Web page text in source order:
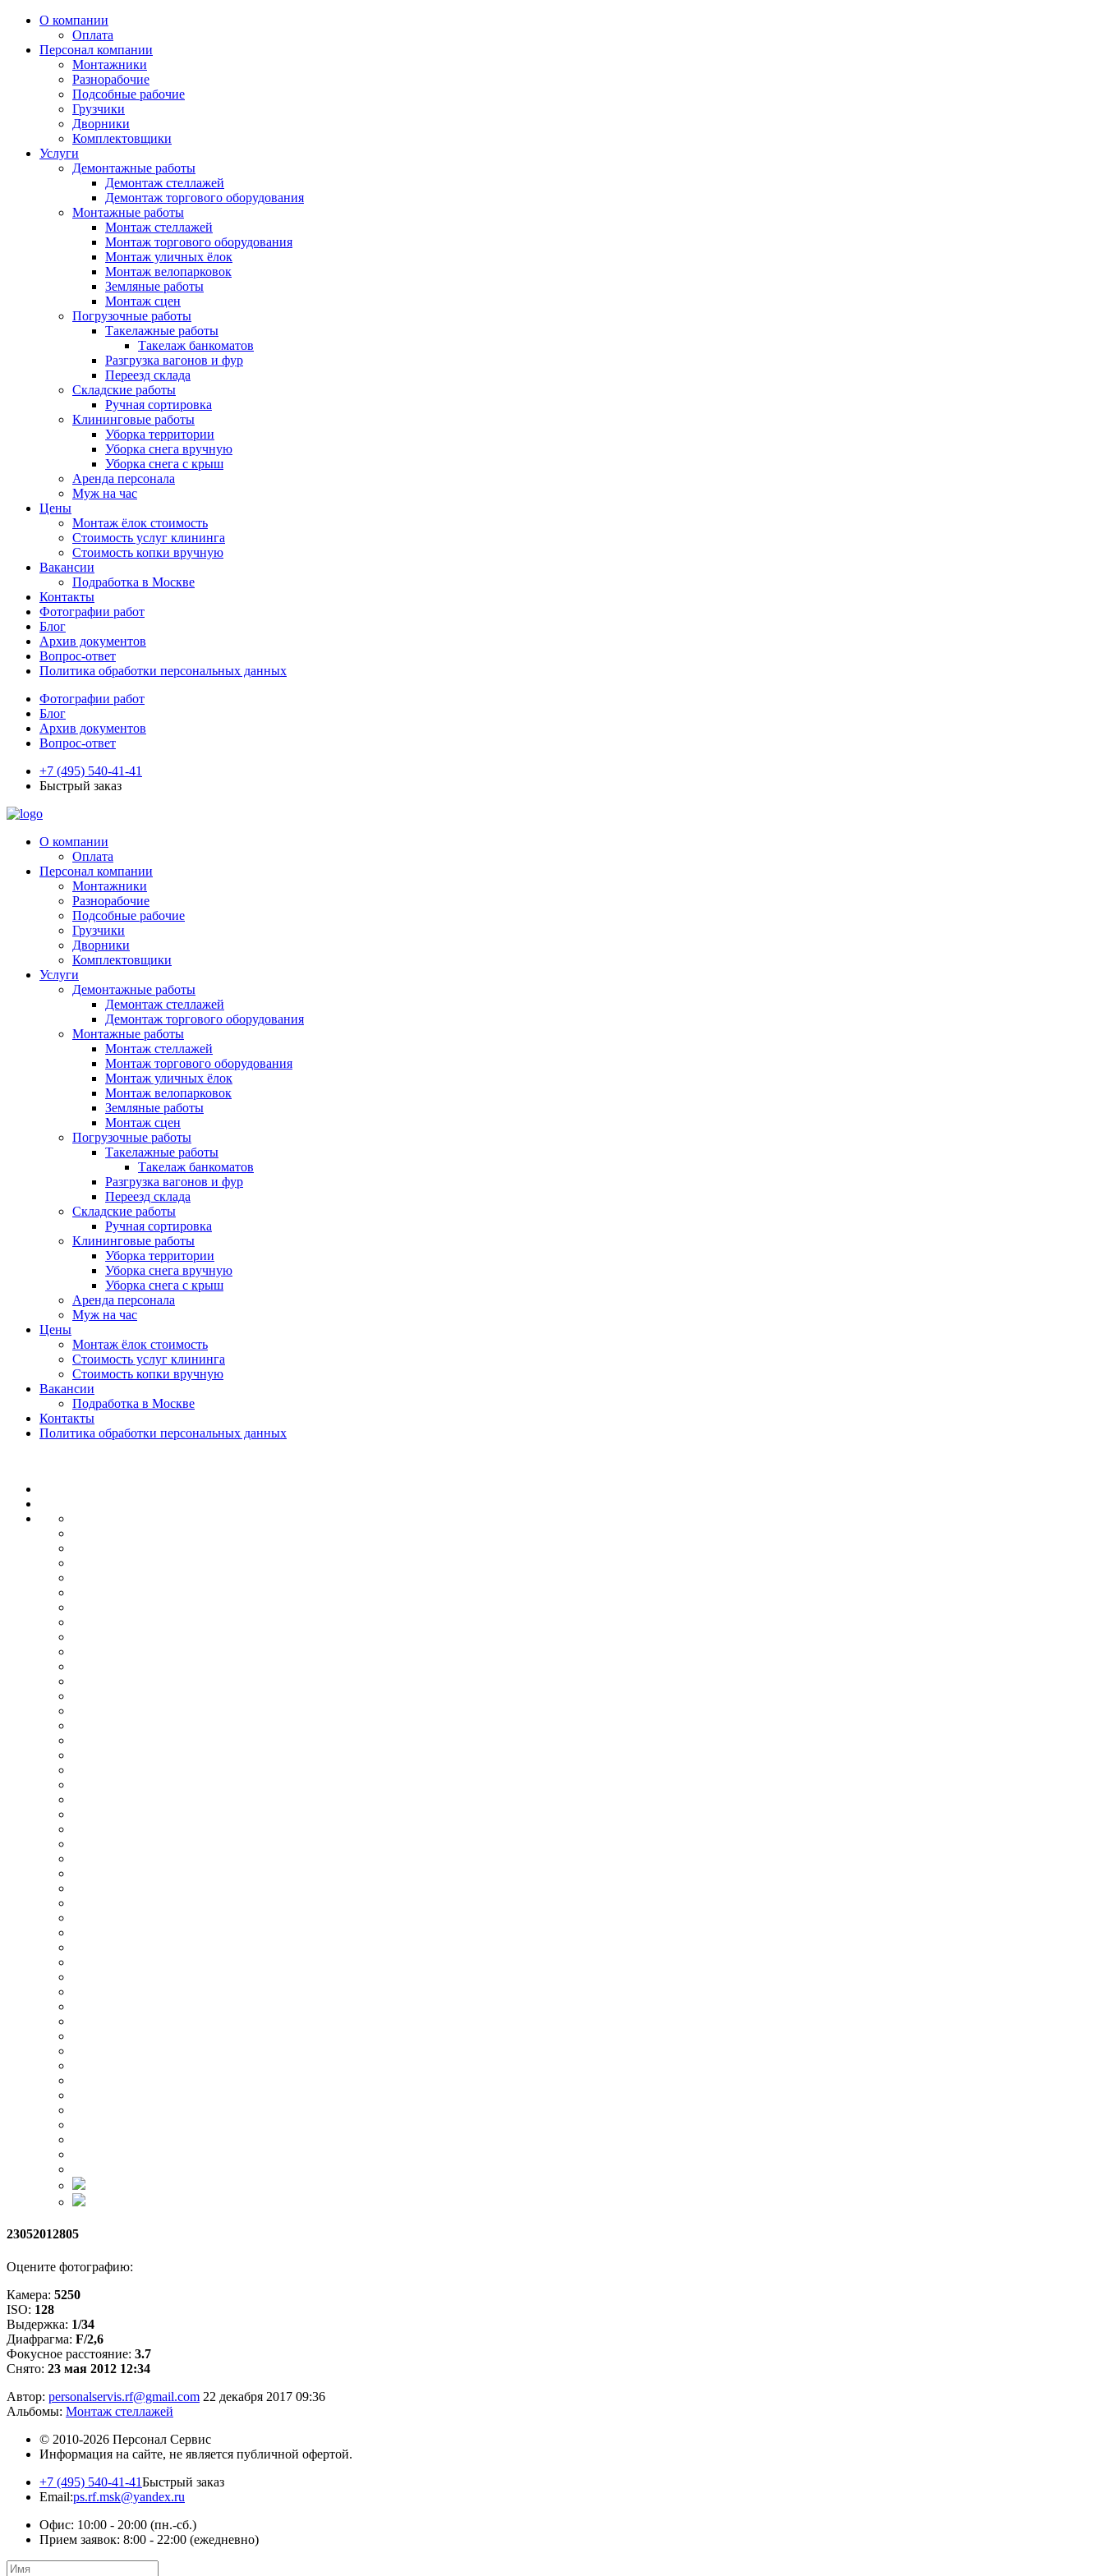
О компании
Оплата
Персонал компании
Монтажники
Разнорабочие
Подсобные рабочие
Грузчики
Дворники
Комплектовщики
Услуги
Демонтажные работы
Демонтаж стеллажей
Демонтаж торгового оборудования
Монтажные работы
Монтаж стеллажей
Монтаж торгового оборудования
Монтаж уличных ёлок
Монтаж велопарковок
Земляные работы
Монтаж сцен
Погрузочные работы
Такелажные работы
Такелаж банкоматов
Разгрузка вагонов и фур
Переезд склада
Складские работы
Ручная сортировка
Клининговые работы
Уборка территории
Уборка снега вручную
Уборка снега с крыш
Аренда персонала
Муж на час
Цены
Монтаж ёлок стоимость
Стоимость услуг клининга
Стоимость копки вручную
Вакансии
Подработка в Москве
Контакты
Фотографии работ
Блог
Архив документов
Вопрос-ответ
Политика обработки персональных данных
Фотографии работ
Блог
Архив документов
Вопрос-ответ
+7 (495) 540-41-41
Быстрый заказ
О компании
Оплата
Персонал компании
Монтажники
Разнорабочие
Подсобные рабочие
Грузчики
Дворники
Комплектовщики
Услуги
Демонтажные работы
Демонтаж стеллажей
Демонтаж торгового оборудования
Монтажные работы
Монтаж стеллажей
Монтаж торгового оборудования
Монтаж уличных ёлок
Монтаж велопарковок
Земляные работы
Монтаж сцен
Погрузочные работы
Такелажные работы
Такелаж банкоматов
Разгрузка вагонов и фур
Переезд склада
Складские работы
Ручная сортировка
Клининговые работы
Уборка территории
Уборка снега вручную
Уборка снега с крыш
Аренда персонала
Муж на час
Цены
Монтаж ёлок стоимость
Стоимость услуг клининга
Стоимость копки вручную
Вакансии
Подработка в Москве
Контакты
Политика обработки персональных данных
23052012805
Оцените фотографию:
Камера: 5250
ISO: 128
Выдержка: 1/34
Диафрагма: F/2,6
Фокусное расстояние: 3.7
Снято: 23 мая 2012 12:34
Автор: personalservis.rf@gmail.com 22 декабря 2017 09:36
Альбомы: Монтаж стеллажей
© 2010-2026 Персонал Сервис
Информация на сайте, не является публичной офертой.
+7 (495) 540-41-41Быстрый заказ
Email:ps.rf.msk@yandex.ru
Офис: 10:00 - 20:00 (пн.-сб.)
Прием заявок: 8:00 - 22:00 (ежедневно)